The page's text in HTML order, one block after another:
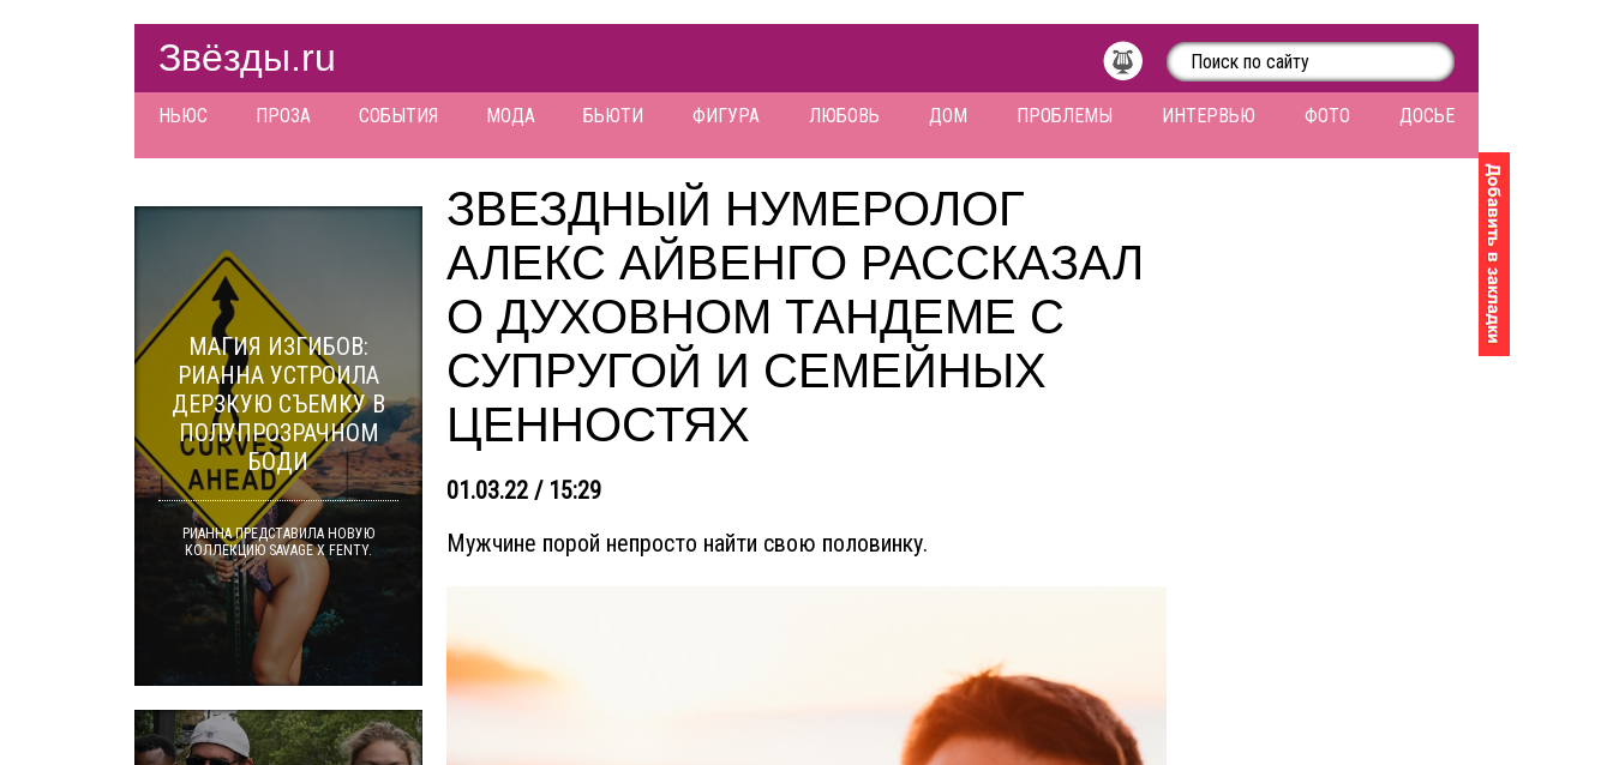
Звёзды.ru
НЬЮС ПРОЗА СОБЫТИЯ МОДА БЬЮТИ ФИГУРА ЛЮБОВЬ ДОМ ПРОБЛЕМЫ ИНТЕРВЬЮ ФОТО ДОСЬЕ
ЗВЕЗДНЫЙ НУМЕРОЛОГ
АЛЕКС АЙВЕНГО РАССКАЗАЛ
О ДУХОВНОМ ТАНДЕМЕ С
СУПРУГОЙ И СЕМЕЙНЫХ
ЦЕННОСТЯХ
01.03.22 / 15:29
Мужчине порой непросто найти свою половинку.
МАГИЯ ИЗГИБОВ:
РИАННА УСТРОИЛА
ДЕРЗКУЮ СЪЕМКУ В
ПОЛУПРОЗРАЧНОМ
БОДИ
РИАННА ПРЕДСТАВИЛА НОВУЮ
КОЛЛЕКЦИЮ SAVAGE X FENTY.